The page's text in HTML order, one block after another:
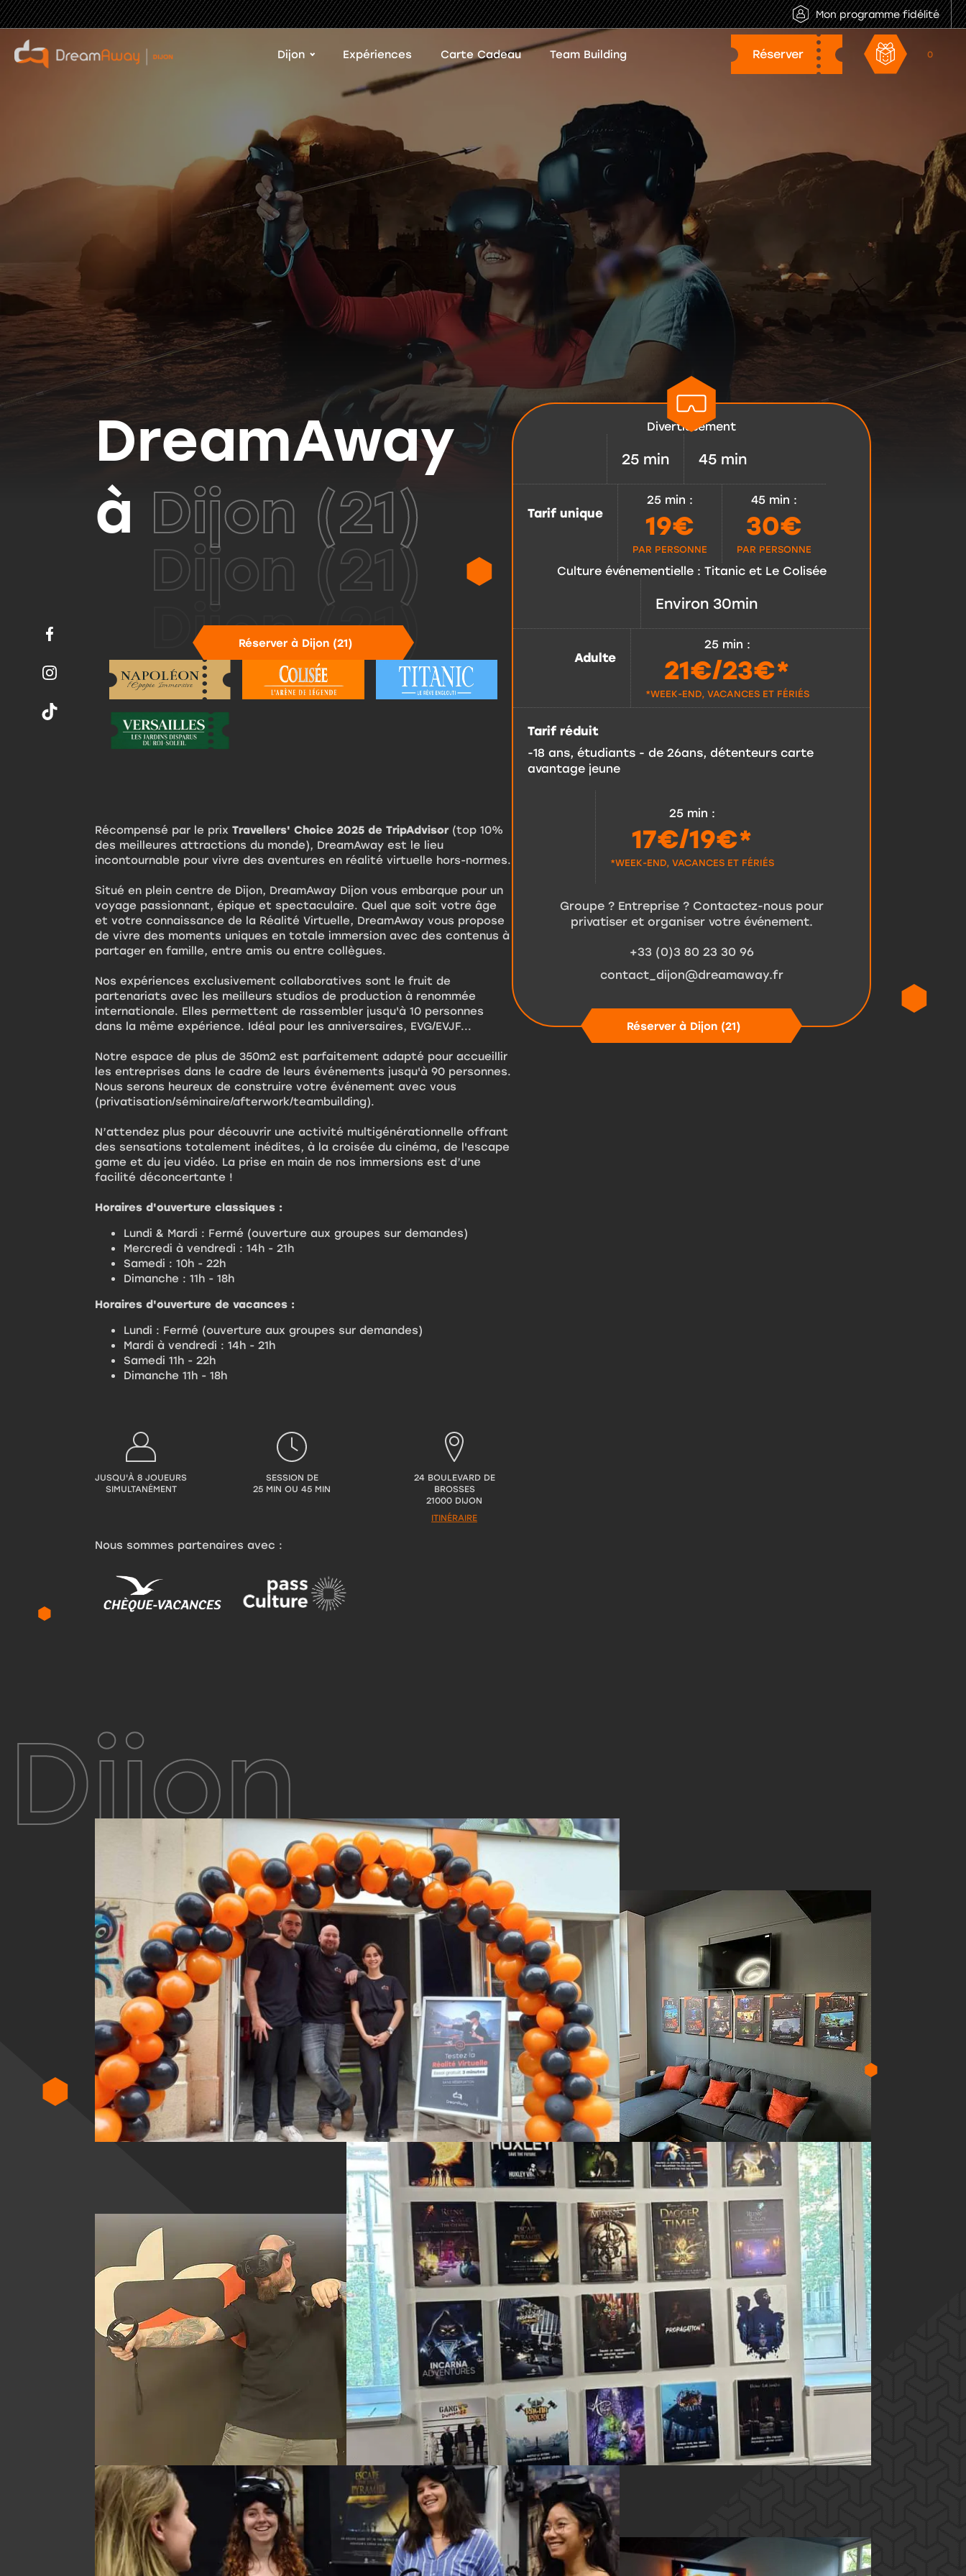
Mon programme fidélité
Dijon Expériences Carte Cadeau Team Building 0
DreamAway
à Dijon (21)
Réserver à Dijon (21)
Récompensé par le prix Travellers' Choice 2025 de TripAdvisor (top 10%
des meilleures attractions du monde), DreamAway est le lieu
incontournable pour vivre des aventures en réalité virtuelle hors-normes.
Situé en plein centre de Dijon, DreamAway Dijon vous embarque pour un
voyage passionnant, épique et spectaculaire. Quel que soit votre âge
et votre connaissance de la Réalité Virtuelle, DreamAway vous propose
de vivre des moments uniques en totale immersion avec des contenus à
partager en famille, entre amis ou entre collègues.
Nos expériences exclusivement collaboratives sont le fruit de
partenariats avec les meilleurs studios de production à renommée
internationale. Elles permettent de rassembler jusqu'à 10 personnes
dans la même expérience. Idéal pour les anniversaires, EVG/EVJF...
Notre espace de plus de 350m2 est parfaitement adapté pour accueillir
les entreprises dans le cadre de leurs événements jusqu'à 90 personnes.
Nous serons heureux de construire votre événement avec vous
(privatisation/séminaire/afterwork/teambuilding).
N’attendez plus pour découvrir une activité multigénérationnelle offrant
des sensations totalement inédites, à la croisée du cinéma, de l'escape
game et du jeu vidéo. La prise en main de nos immersions est d’une
facilité déconcertante !
Horaires d'ouverture classiques :
Lundi & Mardi : Fermé (ouverture aux groupes sur demandes)
Mercredi à vendredi : 14h - 21h
Samedi : 10h - 22h
Dimanche : 11h - 18h
Horaires d'ouverture de vacances :
Lundi : Fermé (ouverture aux groupes sur demandes)
Mardi à vendredi : 14h - 21h
Samedi 11h - 22h
Dimanche 11h - 18h
JUSQU'À 8 JOUEURS
SIMULTANÉMENT
SESSION DE
25 MIN OU 45 MIN
24 BOULEVARD DE
BROSSES
21000 DIJON
ITINÉRAIRE
Nous sommes partenaires avec :
Divertissement
25 min 45 min
Tarif unique
25 min :
19€
PAR PERSONNE
45 min :
30€
PAR PERSONNE
Culture événementielle : Titanic et Le Colisée
Environ 30min
Adulte
25 min :
21€/23€*
*WEEK-END, VACANCES ET FÉRIÉS
Tarif réduit
-18 ans, étudiants - de 26ans, détenteurs carte
avantage jeune
25 min :
17€/19€*
*WEEK-END, VACANCES ET FÉRIÉS
Groupe ? Entreprise ? Contactez-nous pour
privatiser et organiser votre événement.
+33 (0)3 80 23 30 96
contact_dijon@dreamaway.fr
Réserver à Dijon (21)
Dijon